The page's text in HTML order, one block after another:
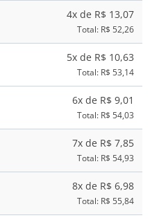
4x de R$ 13,07
Total: R$ 52,26
5x de R$ 10,63
Total: R$ 53,14
6x de R$ 9,01
Total: R$ 54,03
7x de R$ 7,85
Total: R$ 54,93
8x de R$ 6,98
Total: R$ 55,84